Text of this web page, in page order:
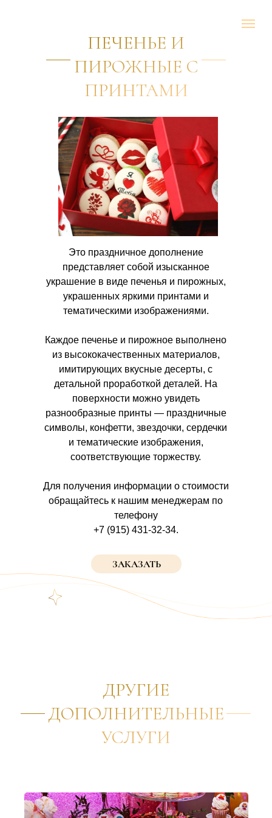
ПЕЧЕНЬЕ И
ПИРОЖНЫЕ С
ПРИНТАМИ
Это праздничное дополнение
представляет собой изысканное
украшение в виде печенья и пирожных,
украшенных яркими принтами и
тематическими изображениями.
Каждое печенье и пирожное выполнено
из высококачественных материалов,
имитирующих вкусные десерты, с
детальной проработкой деталей. На
поверхности можно увидеть
разнообразные принты — праздничные
символы, конфетти, звездочки, сердечки
и тематические изображения,
соответствующие торжеству.
Для получения информации о стоимости
обращайтесь к нашим менеджерам по
телефону
+7 (915) 431-32-34.
ЗАКАЗАТЬ
ДРУГИЕ
ДОПОЛНИТЕЛЬНЫЕ
УСЛУГИ